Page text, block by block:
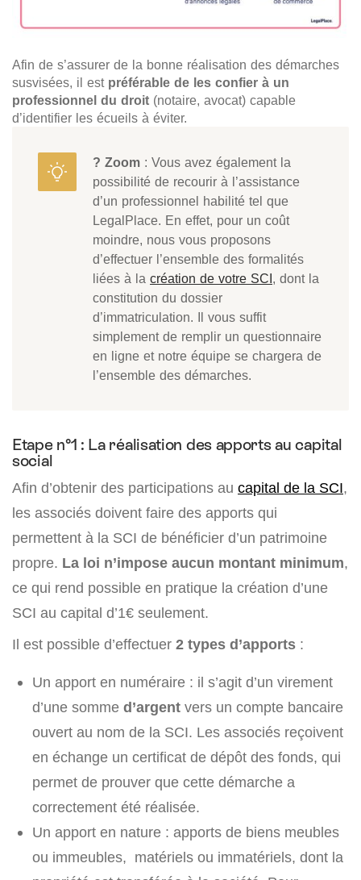
Afin de s’assurer de la bonne réalisation des démarches
susvisées, il est préférable de les confier à un
professionnel du droit (notaire, avocat) capable
d’identifier les écueils à éviter.
? Zoom : Vous avez également la
possibilité de recourir à l’assistance
d’un professionnel habilité tel que
LegalPlace. En effet, pour un coût
moindre, nous vous proposons
d’effectuer l’ensemble des formalités
liées à la création de votre SCI, dont la
constitution du dossier
d’immatriculation. Il vous suffit
simplement de remplir un questionnaire
en ligne et notre équipe se chargera de
l’ensemble des démarches.
Etape n°1 : La réalisation des apports au capital
social
Afin d’obtenir des participations au capital de la SCI,
les associés doivent faire des apports qui
permettent à la SCI de bénéficier d’un patrimoine
propre. La loi n’impose aucun montant minimum,
ce qui rend possible en pratique la création d’une
SCI au capital d’1€ seulement.
Il est possible d’effectuer 2 types d’apports :
Un apport en numéraire : il s’agit d’un virement
d’une somme d’argent vers un compte bancaire
ouvert au nom de la SCI. Les associés reçoivent
en échange un certificat de dépôt des fonds, qui
permet de prouver que cette démarche a
correctement été réalisée.
Un apport en nature : apports de biens meubles
ou immeubles, matériels ou immatériels, dont la